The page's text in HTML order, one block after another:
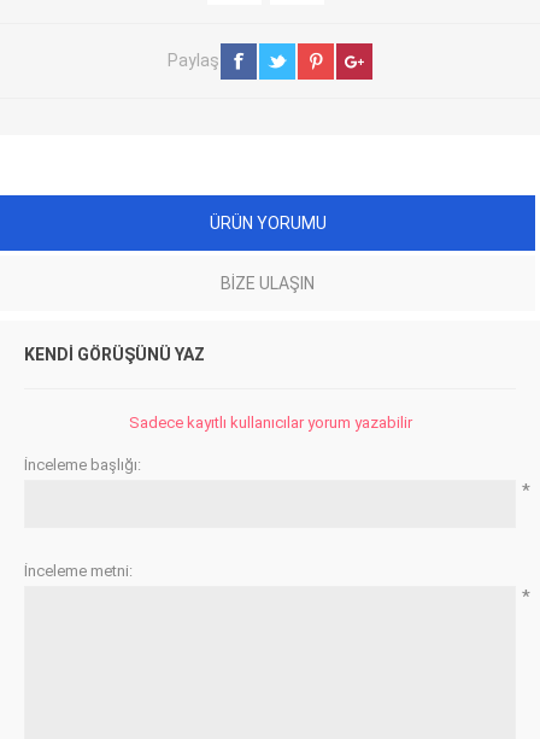
Paylaş
ÜRÜN YORUMU
BIZE ULAŞIN
KENDI GÖRÜŞÜNÜ YAZ
Sadece kayıtlı kullanıcılar yorum yazabilir
İnceleme başlığı:
*
İnceleme metni:
*